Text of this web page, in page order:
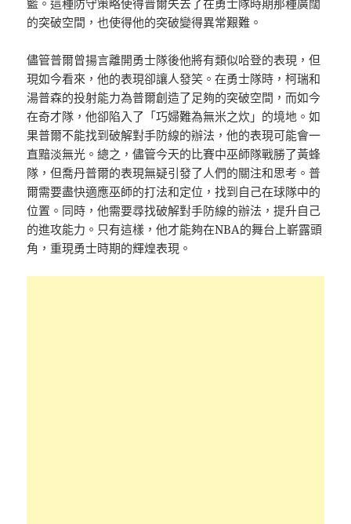
籃。這種防守策略使得普爾失去了在勇士隊時期那種廣闊
的突破空間，也使得他的突破變得異常艱難。
儘管普爾曾揚言離開勇士隊後他將有類似哈登的表現，但
現如今看來，他的表現卻讓人發笑。在勇士隊時，柯瑞和
湯普森的投射能力為普爾創造了足夠的突破空間，而如今
在奇才隊，他卻陷入了「巧婦難為無米之炊」的境地。如
果普爾不能找到破解對手防線的辦法，他的表現可能會一
直黯淡無光。總之，儘管今天的比賽中巫師隊戰勝了黃蜂
隊，但喬丹普爾的表現無疑引發了人們的關注和思考。普
爾需要盡快適應巫師的打法和定位，找到自己在球隊中的
位置。同時，他需要尋找破解對手防線的辦法，提升自己
的進攻能力。只有這樣，他才能​​夠在NBA的舞台上嶄露頭
角，重現勇士時期的輝煌表現。